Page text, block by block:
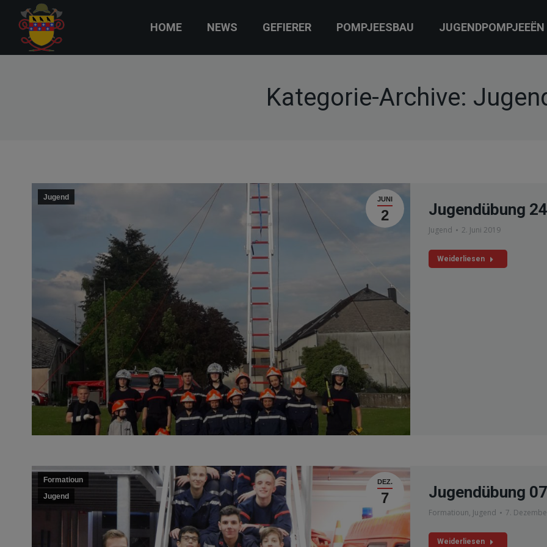
HOME NEWS GEFIERER POMPJEESBAU JUGENDPOMPJEEËN
Kategorie-Archive:
JUNI
2
Jugend
Jugendübung
Jugend 2. Juni 2019
Weiderliesen
DEZ.
7
Formatioun
Jugend
Jugendübung
Formatioun, Jugend 7.
Weiderliesen